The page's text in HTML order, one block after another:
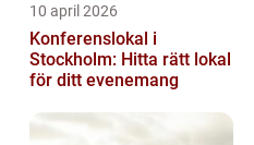
10 april 2026
Konferenslokal i
Stockholm: Hitta rätt lokal
för ditt evenemang